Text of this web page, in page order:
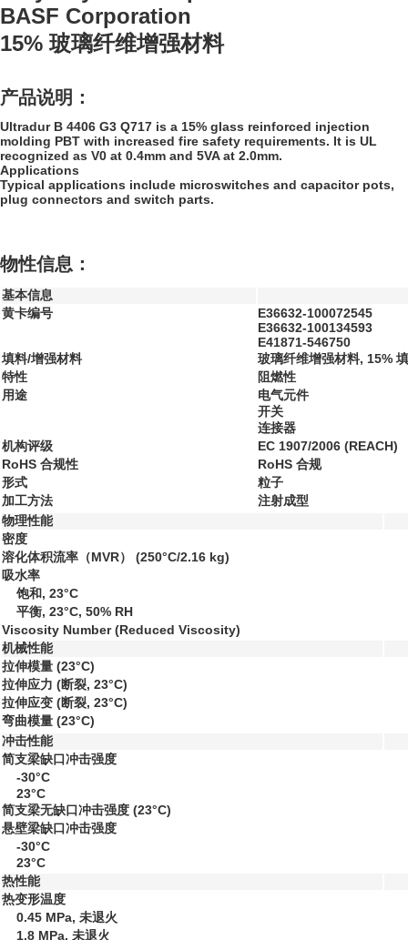
BASF Corporation
15% 玻璃纤维增强材料
产品说明：
Ultradur B 4406 G3 Q717 is a 15% glass reinforced injection
molding PBT with increased fire safety requirements. It is UL
recognized as V0 at 0.4mm and 5VA at 2.0mm.
Applications
Typical applications include microswitches and capacitor pots,
plug connectors and switch parts.
物性信息：
基本信息
黄卡编号
E36632-100072545
E36632-100134593
E41871-546750
填料/增强材料
玻璃纤维增强材料, 15%
特性
阻燃性
用途
电气元件
开关
连接器
机构评级
EC 1907/2006 (REACH)
RoHS 合规性
RoHS 合规
形式
粒子
加工方法
注射成型
物理性能
密度
溶化体积流率（MVR） (250°C/2.16 kg)
吸水率
饱和, 23°C
平衡, 23°C, 50% RH
Viscosity Number (Reduced Viscosity)
机械性能
拉伸模量 (23°C)
拉伸应力 (断裂, 23°C)
拉伸应变 (断裂, 23°C)
弯曲模量 (23°C)
冲击性能
简支梁缺口冲击强度
-30°C
23°C
简支梁无缺口冲击强度 (23°C)
悬壁梁缺口冲击强度
-30°C
23°C
热性能
热变形温度
0.45 MPa, 未退火
1.8 MPa, 未退火